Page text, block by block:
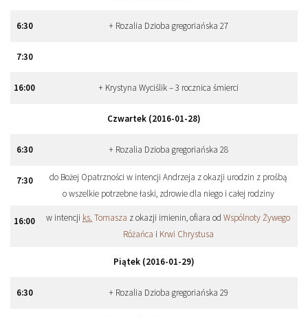
6:30 + Rozalia Dzioba gregoriańska 27
7:30
16:00 + Krystyna Wyciślik – 3 rocznica śmierci
Czwartek (2016-01-28)
6:30 + Rozalia Dzioba gregoriańska 28
7:30
do Bożej Opatrzności w intencji Andrzeja z okazji urodzin z prośbą
o wszelkie potrzebne łaski, zdrowie dla niego i całej rodziny
16:00 w intencji ks. Tomasza z okazji imienin, ofiara od Wspólnoty Żywego
Różańca i Krwi Chrystusa
Piątek (2016-01-29)
6:30 + Rozalia Dzioba gregoriańska 29